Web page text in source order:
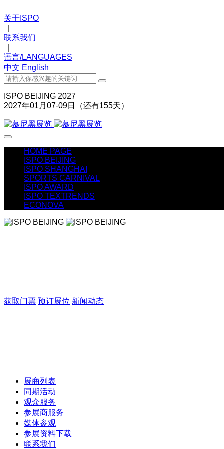
关于ISPO
联系我们
语言/LANGUAGES
中文 English
ISPO BEIJING 2027
2027年01月07-09日（还有155天）
HOME PAGE
ISPO BEIJING
ISPO SHANGHAI
SPORTS CARNIVAL
ISPO AWARD
ISPO TEXTRENDS
ECONOVA
获取门票 预订展位 新闻动态
展商列表
同期活动
观众服务
参展商服务
媒体参观
参展资料下载
联系我们